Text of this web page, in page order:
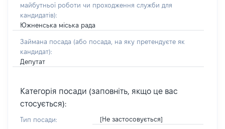
майбутньої роботи чи проходження служби для
кандидатів):
Южненська міська рада
Займана посада (або посада, на яку претендуєте як
кандидат):
Депутат
Категорія посади (заповніть, якщо це вас
стосується):
Тип посади: [Не застосовується]